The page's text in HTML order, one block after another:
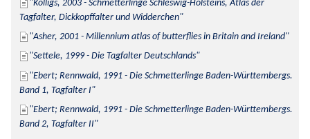
Kolligs, 2003 - Schmetterlinge Schleswig-Holsteins, Atlas der
Tagfalter, Dickkopffalter und Widderchen
Asher, 2001 - Millennium atlas of butterflies in Britain and Ireland
Settele, 1999 - Die Tagfalter Deutschlands
Ebert; Rennwald, 1991 - Die Schmetterlinge Baden-Württembergs.
Band 1, Tagfalter I
Ebert; Rennwald, 1991 - Die Schmetterlinge Baden-Württembergs.
Band 2, Tagfalter II